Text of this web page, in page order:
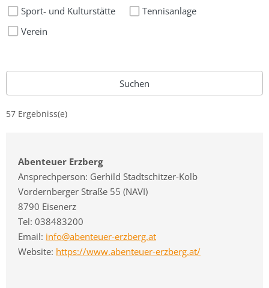
Sport- und Kulturstätte
Tennisanlage
Verein
Suchen
57 Ergebniss(e)
Abenteuer Erzberg
Ansprechperson: Gerhild Stadtschitzer-Kolb
Vordernberger Straße 55 (NAVI)
8790 Eisenerz
Tel: 038483200
Email: info@abenteuer-erzberg.at
Website: https://www.abenteuer-erzberg.at/